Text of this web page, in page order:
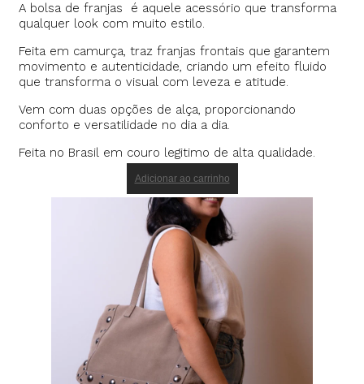
A bolsa de franjas é aquele acessório que transforma
qualquer look com muito estilo.
Feita em camurça, traz franjas frontais que garantem
movimento e autenticidade, criando um efeito fluido
que transforma o visual com leveza e atitude.
Vem com duas opções de alça, proporcionando
conforto e versatilidade no dia a dia.
Feita no Brasil em couro legitimo de alta qualidade.
Adicionar ao carrinho